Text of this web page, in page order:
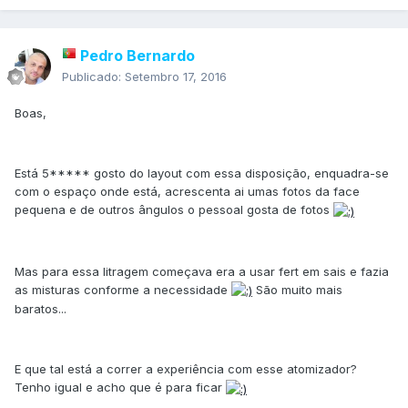
Pedro Bernardo
Publicado: Setembro 17, 2016
Boas,
Está 5***** gosto do layout com essa disposição, enquadra-se
com o espaço onde está, acrescenta ai umas fotos da face
pequena e de outros ângulos o pessoal gosta de fotos
Mas para essa litragem começava era a usar fert em sais e fazia
as misturas conforme a necessidade
São muito mais
baratos...
E que tal está a correr a experiência com esse atomizador?
Tenho igual e acho que é para ficar